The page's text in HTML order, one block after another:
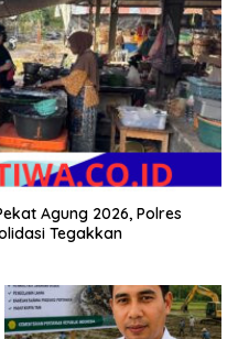
Agung 2026, Polres
Tegakkan